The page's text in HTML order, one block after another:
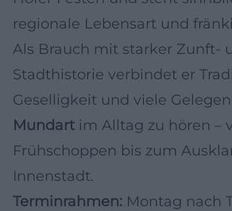
regionale Lebensart und
Als Brauch mit starker Zunft-
Stadthistorie verbindet er
Geselligkeit und viele
Mundart im Alltag zu hören –
Frühschoppen bis zum
Innenstadt.
Terminrahmen: Montag nach